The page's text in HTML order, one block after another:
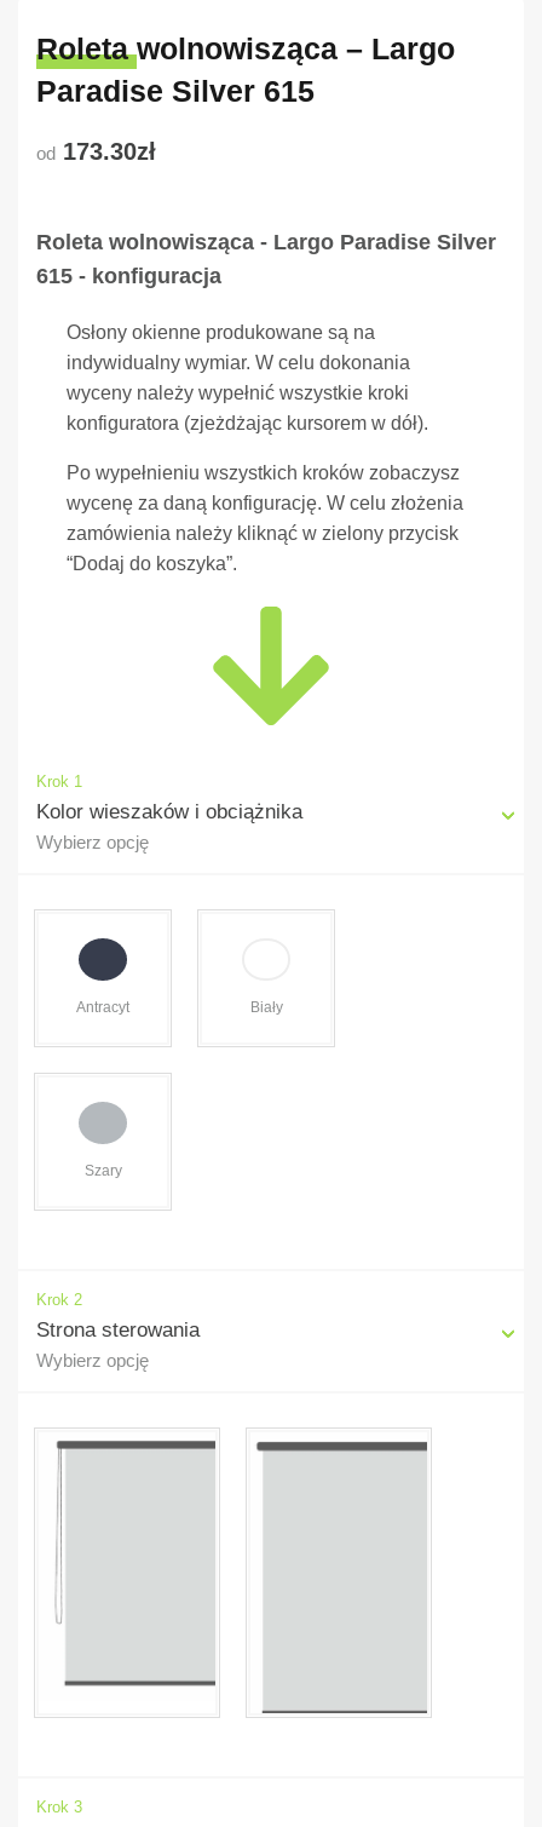
Roleta wolnowisząca – Largo
Paradise Silver 615
od 173.30zł
Roleta wolnowisząca - Largo Paradise Silver
615 - konfiguracja
Osłony okienne produkowane są na
indywidualny wymiar. W celu dokonania
wyceny należy wypełnić wszystkie kroki
konfiguratora (zjeżdżając kursorem w dół).
Po wypełnieniu wszystkich kroków zobaczysz
wycenę za daną konfigurację. W celu złożenia
zamówienia należy kliknąć w zielony przycisk
“Dodaj do koszyka”.
Krok 1
Kolor wieszaków i obciążnika
Wybierz opcję
Antracyt Biały
Szary
Krok 2
Strona sterowania
Wybierz opcję
Krok 3